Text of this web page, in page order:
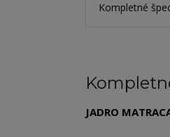
Kompletné
JADRO